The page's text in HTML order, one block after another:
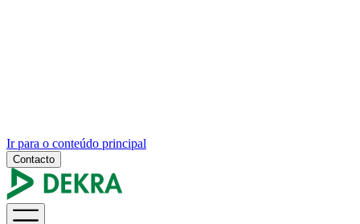
Ir para o conteúdo principal
Contacto